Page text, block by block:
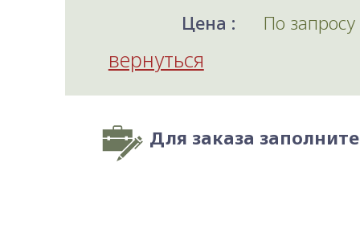
Цена :
По запросу
вернуться
Для заказа